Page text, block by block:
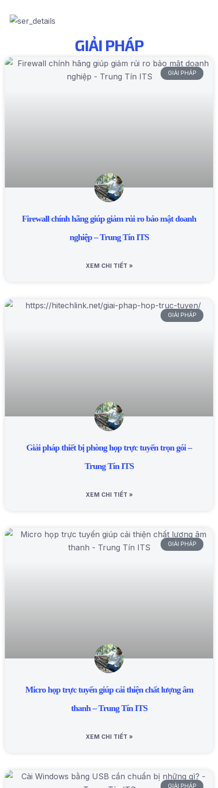
GIẢI PHÁP
GIẢI PHÁP
Firewall chính hãng giúp giảm rủi ro bảo mật doanh
nghiệp – Trung Tín ITS
XEM CHI TIẾT »
GIẢI PHÁP
Giải pháp thiết bị phòng họp trực tuyến trọn gói –
Trung Tín ITS
XEM CHI TIẾT »
GIẢI PHÁP
Micro họp trực tuyến giúp cải thiện chất lượng âm
thanh – Trung Tín ITS
XEM CHI TIẾT »
GIẢI PHÁP